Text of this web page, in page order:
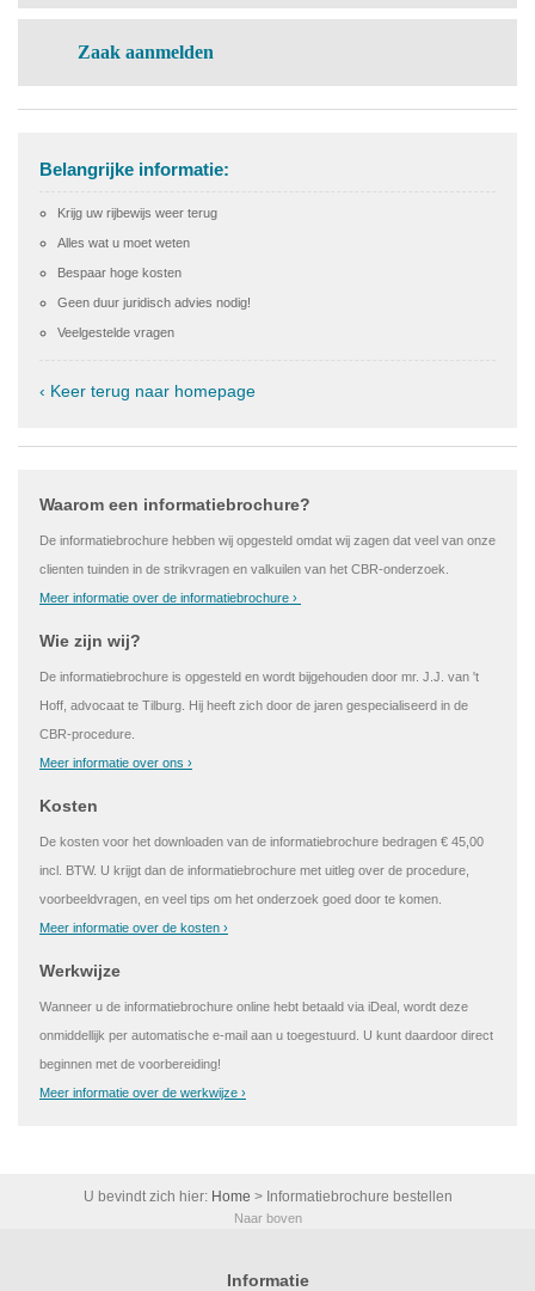
Zaak aanmelden
Belangrijke informatie:
Krijg uw rijbewijs weer terug
Alles wat u moet weten
Bespaar hoge kosten
Geen duur juridisch advies nodig!
Veelgestelde vragen
‹ Keer terug naar homepage
Waarom een informatiebrochure?
De informatiebrochure hebben wij opgesteld omdat wij zagen dat veel van onze
clienten tuinden in de strikvragen en valkuilen van het CBR-onderzoek.
Meer informatie over de informatiebrochure ›
Wie zijn wij?
De informatiebrochure is opgesteld en wordt bijgehouden door mr. J.J. van 't
Hoff, advocaat te Tilburg. Hij heeft zich door de jaren gespecialiseerd in de
CBR-procedure.
Meer informatie over ons ›
Kosten
De kosten voor het downloaden van de informatiebrochure bedragen € 45,00
incl. BTW. U krijgt dan de informatiebrochure met uitleg over de procedure,
voorbeeldvragen, en veel tips om het onderzoek goed door te komen.
Meer informatie over de kosten ›
Werkwijze
Wanneer u de informatiebrochure online hebt betaald via iDeal, wordt deze
onmiddellijk per automatische e-mail aan u toegestuurd. U kunt daardoor direct
beginnen met de voorbereiding!
Meer informatie over de werkwijze ›
U bevindt zich hier: Home > Informatiebrochure bestellen
Naar boven
Informatie